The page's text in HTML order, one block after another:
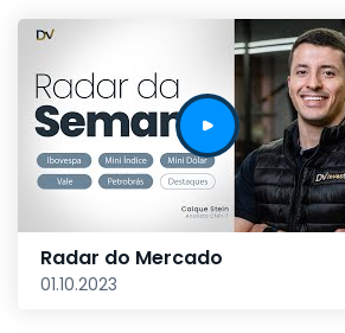
Radar do Mercado
01.10.2023